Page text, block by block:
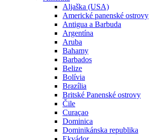
Aljaška (USA)
Americké panenské ostrovy
Antigua a Barbuda
Argentína
Aruba
Bahamy
Barbados
Belize
Bolívia
Brazília
Britské Panenské ostrovy
Čile
Curaçao
Dominica
Dominikánska republika